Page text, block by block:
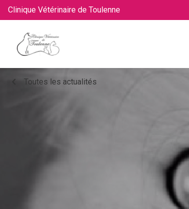
Clinique Vétérinaire de Toulenne
chevron_left Toutes les actualités